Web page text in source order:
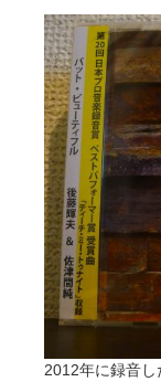
2012年に録音し